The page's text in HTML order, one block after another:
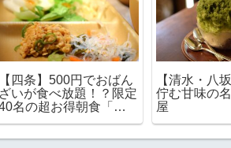
【嵐山】特別拝観期間に
しか入れない！？紅葉の
所 宝厳院 の昼・夜拝
【清水五条
に最高の朝
SAGAN